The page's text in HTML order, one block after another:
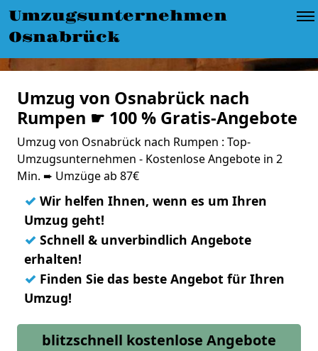
Umzugsunternehmen
Osnabrück
Umzug von Osnabrück nach
Rumpen ☛ 100 % Gratis-Angebote
Umzug von Osnabrück nach Rumpen : Top-
Umzugsunternehmen - Kostenlose Angebote in 2
Min. ➨ Umzüge ab 87€
✓ Wir helfen Ihnen, wenn es um Ihren
Umzug geht!
✓ Schnell & unverbindlich Angebote
erhalten!
✓ Finden Sie das beste Angebot für Ihren
Umzug!
blitzschnell kostenlose Angebote